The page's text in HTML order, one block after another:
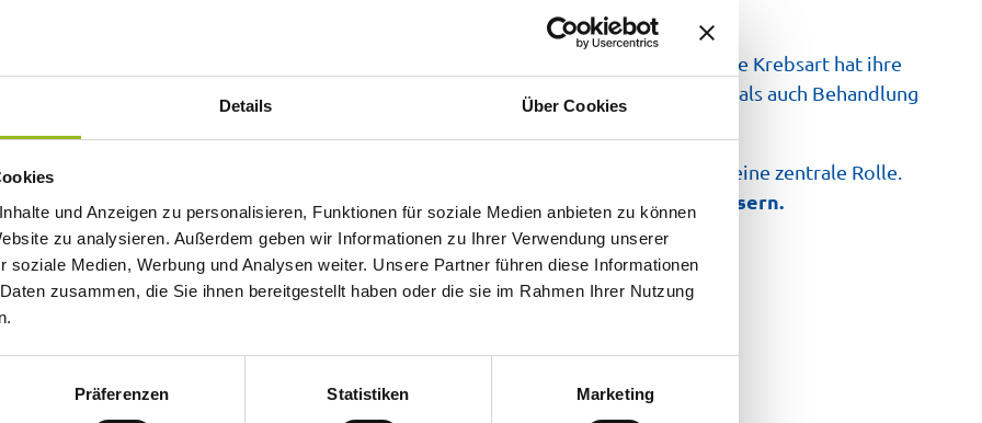
Details Über Cookies
und Anzeigen zu personalisieren, Funktionen für soziale Medien anbieten zu können
zu analysieren. Außerdem geben wir Informationen zu Ihrer Verwendung unserer
soziale Medien, Werbung und Analysen weiter. Unsere Partner führen diese Informationen
zusammen, die Sie ihnen bereitgestellt haben oder die sie im Rahmen Ihrer Nutzung
Präferenzen Statistiken Marketing
Krebsartige Zellen vermehren sich unkontrolliert und bilden Metastasen.
Jede Krebsart hat ihre
Die Onkologie strebt an, sowohl Diagnose als auch Behandlung
In der Krebsbehandlung spielt die
eine zentrale Rolle.
Onkologen arbeiten täglich daran, Heilungschancenfür Patienten zu verbessern.